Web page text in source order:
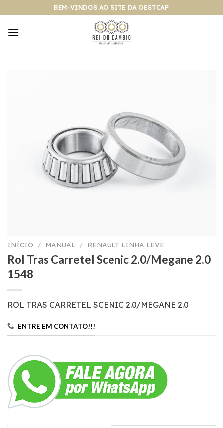
para
BEM-VINDOS AO SITE DA OESTCAP
INÍCIO / MANUAL / RENAULT LINHA LEVE
Rol Tras Carretel Scenic 2.0/Megane 2.0
1548
ROL TRAS CARRETEL SCENIC 2.0/MEGANE 2.0
ENTRE EM CONTATO!!!